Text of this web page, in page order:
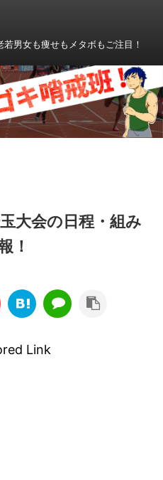
男女も痩せもメタボもご注目！
大会の日程・組み
！
Link